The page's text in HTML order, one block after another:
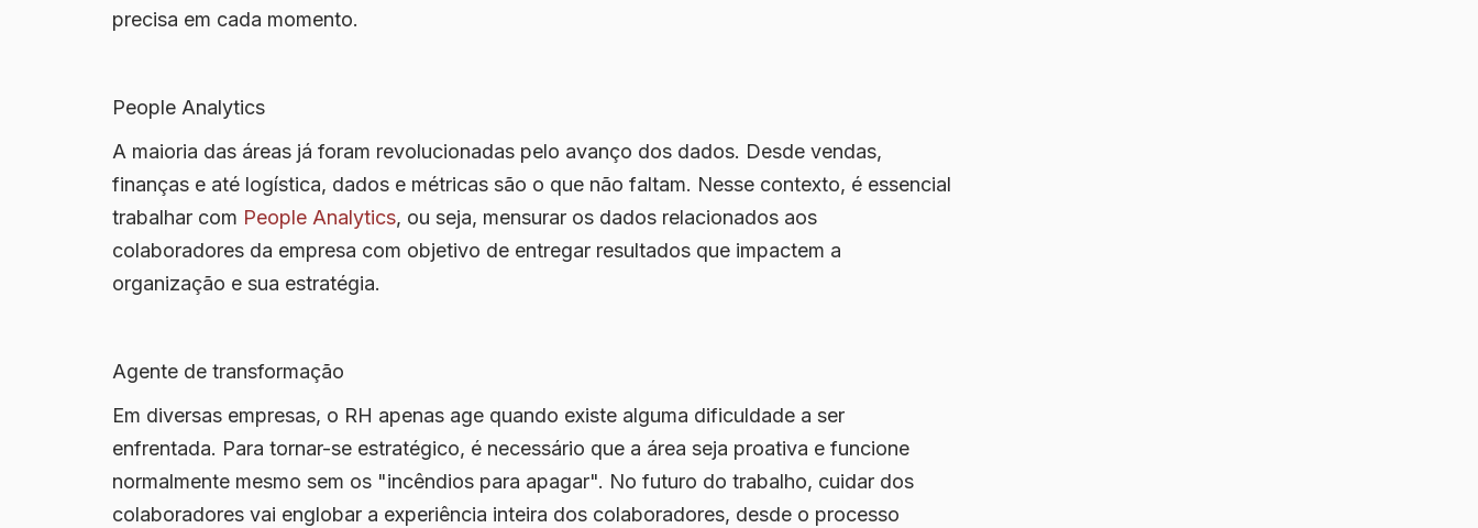
precisa em cada momento.
People Analytics
A maioria das áreas já foram revolucionadas pelo avanço dos dados. Desde vendas,
finanças e até logística, dados e métricas são o que não faltam. Nesse contexto, é essencial
trabalhar com People Analytics, ou seja, mensurar os dados relacionados aos
colaboradores da empresa com objetivo de entregar resultados que impactem a
organização e sua estratégia.
Agente de transformação
Em diversas empresas, o RH apenas age quando existe alguma dificuldade a ser
enfrentada. Para tornar-se estratégico, é necessário que a área seja proativa e funcione
normalmente mesmo sem os "incêndios para apagar". No futuro do trabalho, cuidar dos
colaboradores vai englobar a experiência inteira dos colaboradores, desde o processo